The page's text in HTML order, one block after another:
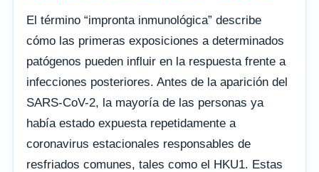
El término “impronta inmunológica” describe
cómo las primeras exposiciones a determinados
patógenos pueden influir en la respuesta frente a
infecciones posteriores. Antes de la aparición del
SARS-CoV-2, la mayoría de las personas ya
había estado expuesta repetidamente a
coronavirus estacionales responsables de
resfriados comunes, tales como el HKU1. Estas